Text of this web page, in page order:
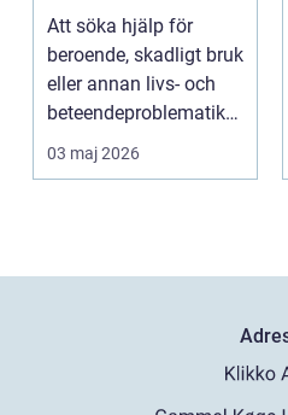
av behandlingen
Att söka hjälp för
beroende, skadligt bruk
eller annan livs- och
beteendeproblematik
är ett stort st...
03 maj 2026